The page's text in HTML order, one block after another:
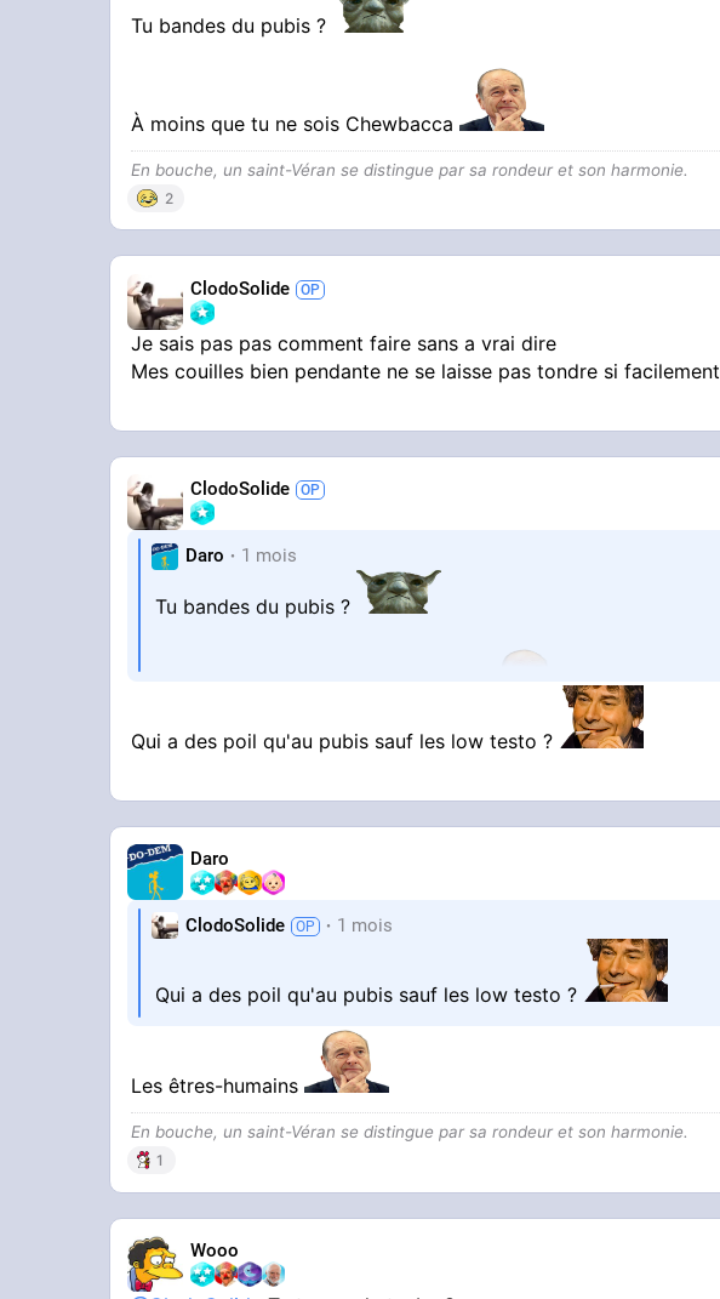
Tu bandes du pubis ?
À moins que tu ne sois Chewbacca
En bouche, un saint-Véran se distingue par sa rondeur et son harmonie.
2
ClodoSolide
Je sais pas pas comment faire sans a vrai dire
Mes couilles bien pendante ne se laisse pas tondre si facilement
ClodoSolide
Daro 1 mois
Tu bandes du pubis ?
Qui a des poil qu'au pubis sauf les low testo ?
Daro
ClodoSolide 1 mois
Qui a des poil qu'au pubis sauf les low testo ?
Les êtres-humains
En bouche, un saint-Véran se distingue par sa rondeur et son harmonie.
1
Wooo